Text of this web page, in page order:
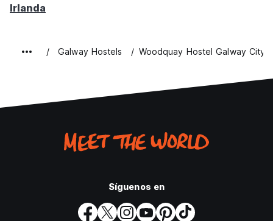
Irlanda
Galway Hostels Woodquay Hostel Galway City
Síguenos en